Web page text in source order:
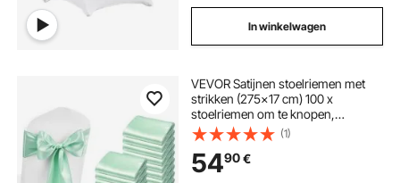
In winkelwagen
VEVOR Satijnen stoelriemen met
strikken (275x17 cm) 100 x
stoelriemen om te knopen,
stoelriemen voor bruiloften,
feesten, banketdecoraties,
evenementen, banketstoelhoezen,
stoelriemen, groen
(1)
5490€